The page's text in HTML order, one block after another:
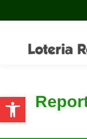
Open toolbar